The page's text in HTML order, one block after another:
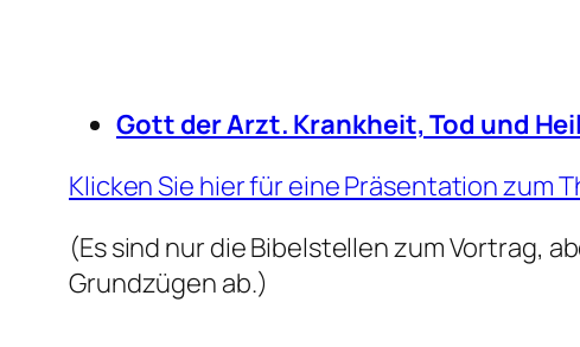
Gott der Arzt. Krankheit, Tod und
Klicken Sie hier für eine Präsentation zum
(Es sind nur die Bibelstellen zum Vortrag,
Grundzügen ab.)